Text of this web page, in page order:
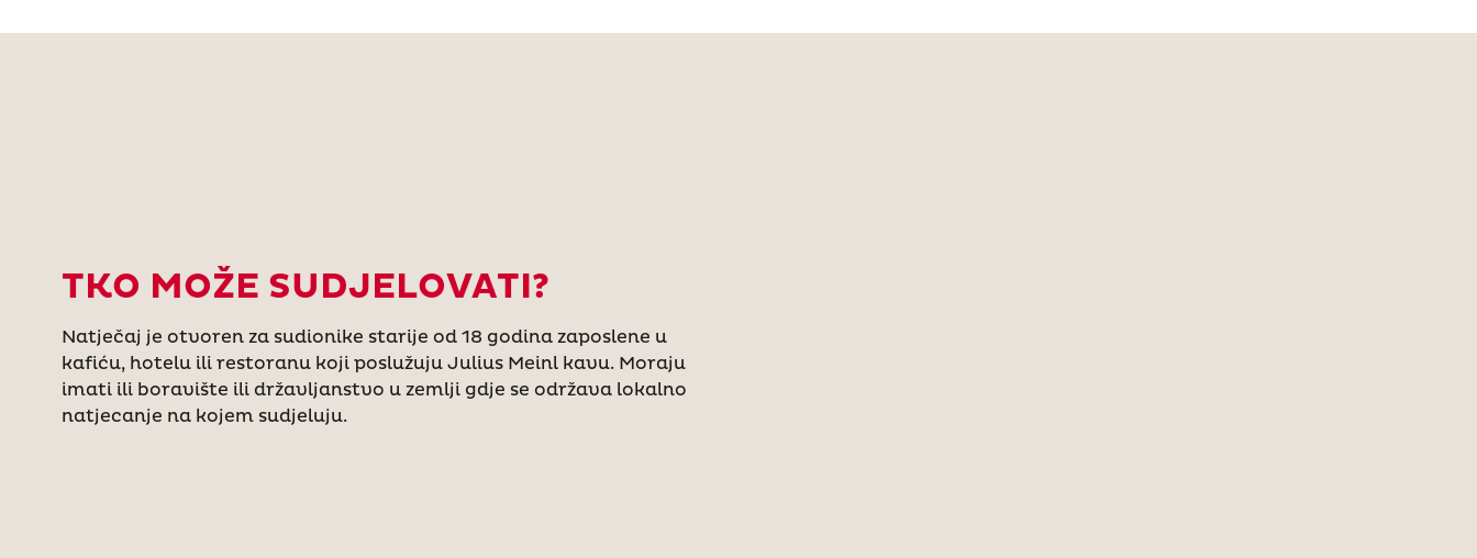
TKO MOŽE SUDJELOVATI?
Natječaj je otvoren za sudionike starije od 18 godina zaposlene u
kafiću, hotelu ili restoranu koji poslužuju Julius Meinl kavu. Moraju
imati ili boravište ili državljanstvo u zemlji gdje se održava lokalno
natjecanje na kojem sudjeluju.